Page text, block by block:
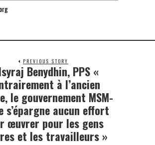
PREVIOUS STORY
Previous
post:
Benydhin, PPS «
à l’ancien
le gouvernement MSM-
s’épargne aucun effort
œuvrer pour les gens
et les travailleurs »